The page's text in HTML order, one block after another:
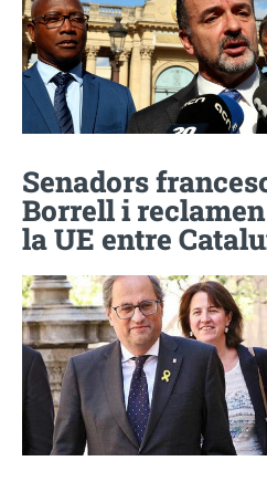
Senadors
Borrell i
la UE entre